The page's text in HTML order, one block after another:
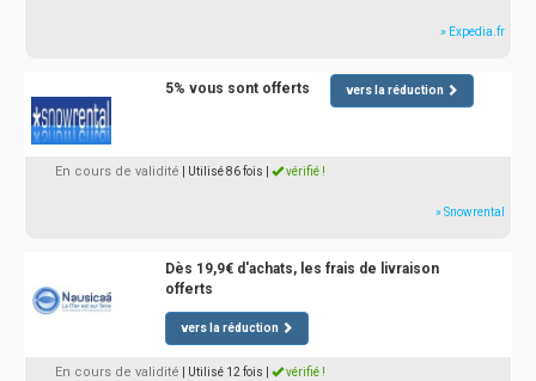
» Expedia.fr
5% vous sont offerts vers la réduction
En cours de validité | Utilisé 86 fois vérifié !
» Snowrental
Dès 19,9€ d'achats, les frais de livraison
offerts
vers la réduction
En cours de validité | Utilisé 12 fois vérifié !